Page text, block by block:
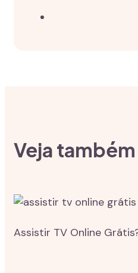
Veja também
Assistir TV Online